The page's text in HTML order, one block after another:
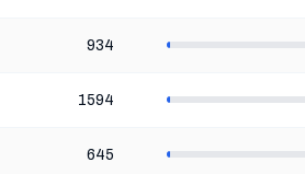
934
1594
645